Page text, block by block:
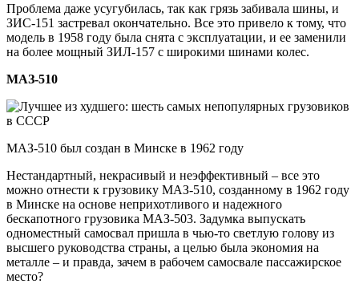
Проблема даже усугубилась, так как грязь забивала шины, и
ЗИС-151 застревал окончательно. Все это привело к тому, что
модель в 1958 году была снята с эксплуатации, и ее заменили
на более мощный ЗИЛ-157 с широкими шинами колес.
МАЗ-510
МАЗ-510 был создан в Минске в 1962 году
Нестандартный, некрасивый и неэффективный – все это
можно отнести к грузовику МАЗ-510, созданному в 1962 году
в Минске на основе неприхотливого и надежного
бескапотного грузовика МАЗ-503. Задумка выпускать
одноместный самосвал пришла в чью-то светлую голову из
высшего руководства страны, а целью была экономия на
металле – и правда, зачем в рабочем самосвале пассажирское
место?